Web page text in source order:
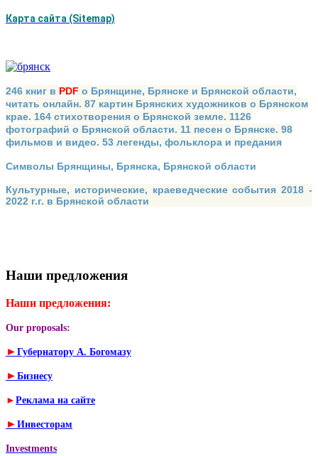
Карта сайта (Sitemap)
246 книг в PDF о Брянщине, Брянске и Брянской области,
читать онлайн. 87 картин Брянских художников о Брянском
крае. 164 стихотворения о Брянской земле. 1126
фотографий о Брянской области. 11 песен о Брянске. 98
фильмов и видео. 53 легенды, фольклора и предания
Символы Брянщины, Брянска, Брянской области
Культурные, исторические, краеведческие события 2018 -
2022 г.г. в Брянской области
Наши предложения
Наши предложения:
Our proposals:
► Губернатору А. Богомазу
► Бизнесу
► Реклама на сайте
► Инвесторам
Investments